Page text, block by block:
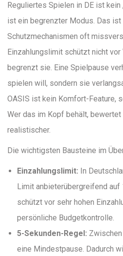
Reguliertes Spielen in DE ist kein
ist ein begrenzter Modus. Das
Schutzmechanismen oft
Einzahlungslimit schützt nicht vor
begrenzt sie. Eine Spielpause
spielen will, sondern sie
OASIS ist kein Komfort-Feature,
Wer das im Kopf behält,
realistischer.
Die wichtigsten Bausteine im
Einzahlungslimit: In
Limit anbieterübergreifend auf
schützt vor sehr hohen
persönliche Budgetkontrolle.
5-Sekunden-Regel:
eine Mindestpause. Dadurch